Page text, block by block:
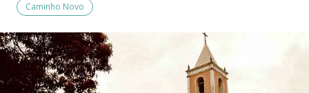
Caminho Novo